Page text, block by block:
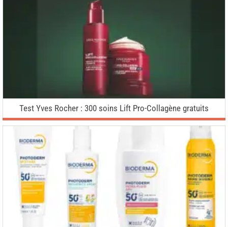
Test Yves Rocher : 300 soins Lift Pro-Collagène gratuits